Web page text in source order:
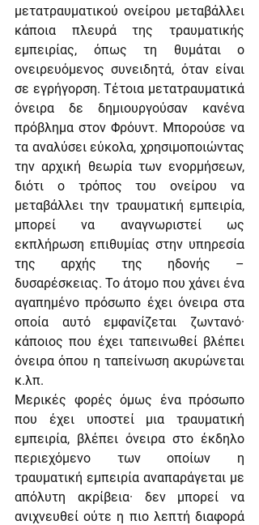
μετατραυματικού ονείρου μεταβάλλει
κάποια πλευρά της τραυματικής
εμπειρίας, όπως τη θυμάται ο
ονειρευόμενος συνειδητά, όταν είναι
σε εγρήγορση. Τέτοια μετατραυματικά
όνειρα δε δημιουργούσαν κανένα
πρόβλημα στον Φρόυντ. Μπορούσε να
τα αναλύσει εύκολα, χρησιμοποιώντας
την αρχική θεωρία των ενορμήσεων,
διότι ο τρόπος του ονείρου να
μεταβάλλει την τραυματική εμπειρία,
μπορεί να αναγνωριστεί ως
εκπλήρωση επιθυμίας στην υπηρεσία
της αρχής της ηδονής –
δυσαρέσκειας. Το άτομο που χάνει ένα
αγαπημένο πρόσωπο έχει όνειρα στα
οποία αυτό εμφανίζεται ζωντανό·
κάποιος που έχει ταπεινωθεί βλέπει
όνειρα όπου η ταπείνωση ακυρώνεται
κ.λπ.
Μερικές φορές όμως ένα πρόσωπο
που έχει υποστεί μια τραυματική
εμπειρία, βλέπει όνειρα στο έκδηλο
περιεχόμενο των οποίων η
τραυματική εμπειρία αναπαράγεται με
απόλυτη ακρίβεια· δεν μπορεί να
ανιχνευθεί ούτε η πιο λεπτή διαφορά